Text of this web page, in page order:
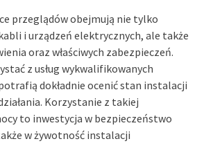
przeglądów obejmują nie tylko
i urządzeń elektrycznych, ale także
oraz właściwych zabezpieczeń.
z usług wykwalifikowanych
dokładnie ocenić stan instalacji
Korzystanie z takiej
to inwestycja w bezpieczeństwo
w żywotność instalacji